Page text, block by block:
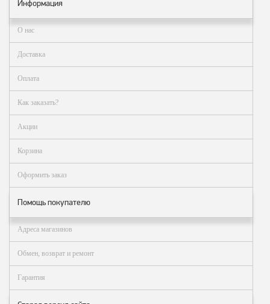
Счетчики и фильтры
ФЖУ
Метрологическое
оборудование
Рукава, шланги и
техпластина МБС
Соединительная
арматура
Устройства
заземления
автоцистерн и
комплектующие
Продукция НПП
СЕНСОР
Газоаналитическое
оборудование
Эксплуатационное
оборудование
Информация
О нас
Доставка
Оплата
Как заказать?
Акции
Корзина
Оформить заказ
Помощь покупателю
Адреса магазинов
Обмен, возврат и ремонт
Гарантия